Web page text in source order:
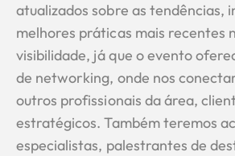
atualizados sobre as tendências,
melhores práticas mais recentes
visibilidade, já que o evento
de networking, onde nos
outros profissionais da área,
estratégicos. Também teremos
especialistas, palestrantes de